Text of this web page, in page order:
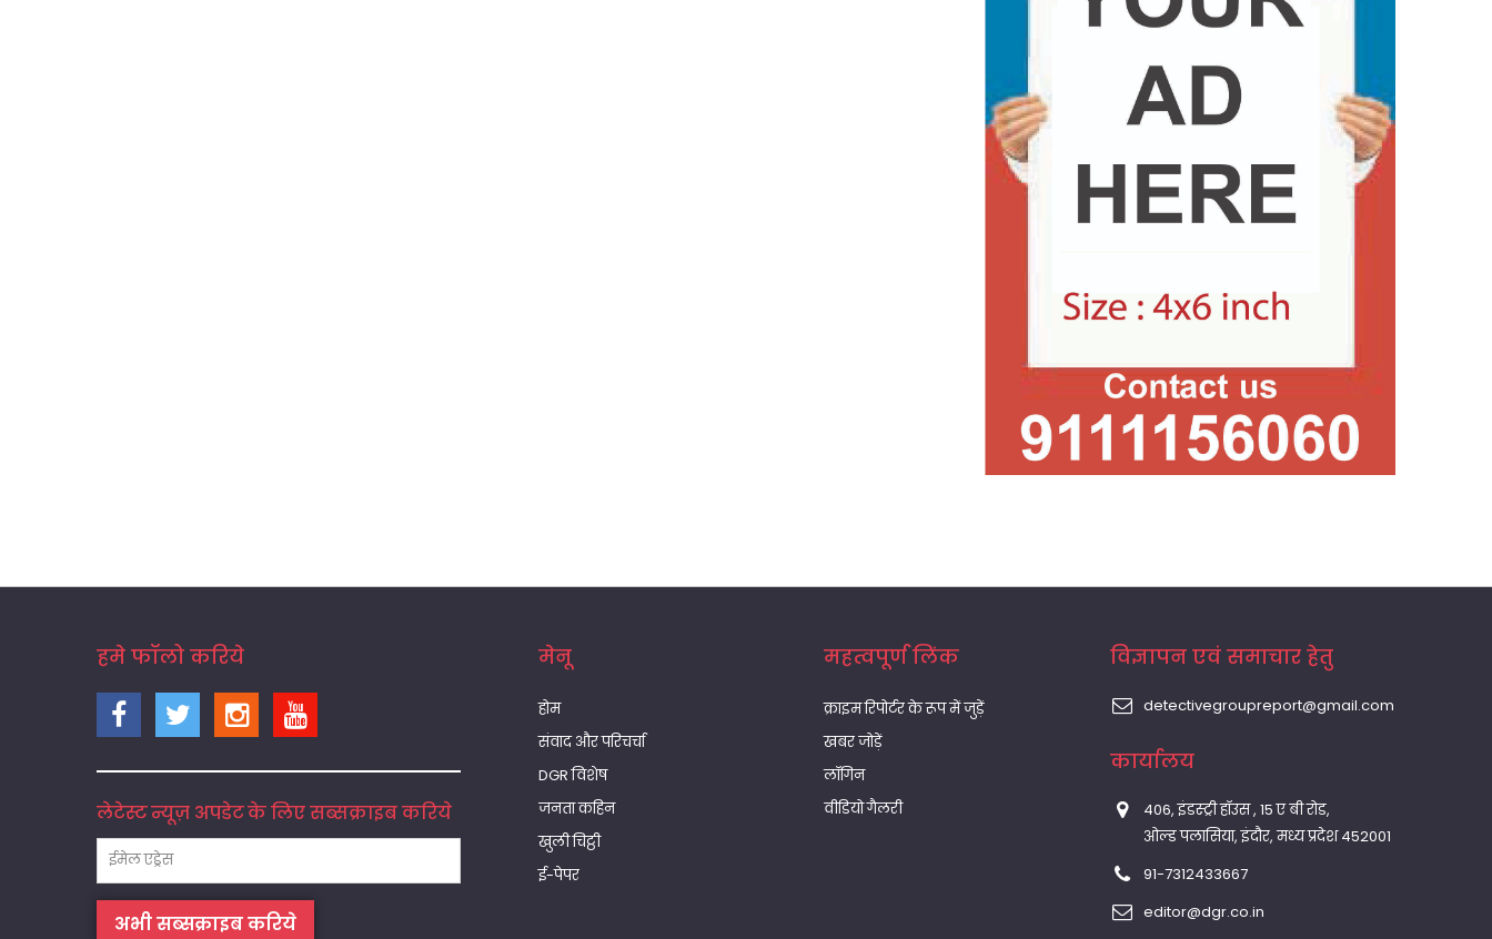
हमे फॉलो करिये
लेटेस्ट न्यूज़ अपडेट के लिए सब्सक्राइब करिये
अभी सब्सक्राइब करिये
मेनू
होम
संवाद और परिचर्चा
DGR विशेष
जनता कहिन
खुली चिट्ठी
ई-पेपर
महत्वपूर्ण लिंक
क्राइम रिपोर्टर के रूप में जुड़ें
खबर जोड़ें
लॉगिन
वीडियो गैलरी
विज्ञापन एवं समाचार हेतु
detectivegroupreport@gmail.com
कार्यालय
406, इंडस्ट्री हॉउस , 15 ए बी रोड,
ओल्ड पलासिया, इंदौर, मध्य प्रदेश 452001
91-7312433667
editor@dgr.co.in